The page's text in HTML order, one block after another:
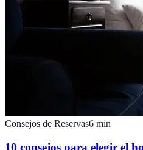
Consejos de Reservas6 min
10 consejos para elegir el